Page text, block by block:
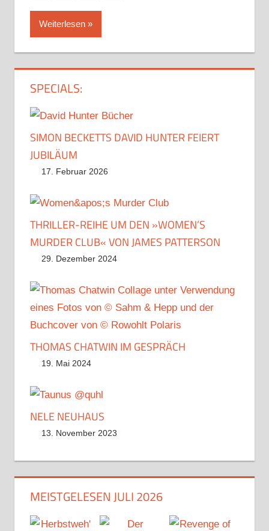
Weiterlesen
SPECIALS:
SIMON BECKETTS DAVID HUNTER FEIERT
JUBILÄUM
17. Februar 2026
THRILLER-REIHE UM DEN »WOMEN’S
MURDER CLUB« VON JAMES PATTERSON
29. Dezember 2024
THOMAS CHATWIN IM GESPRÄCH
19. Mai 2024
NELE NEUHAUS
13. November 2023
MEISTGELESEN JULI 2026